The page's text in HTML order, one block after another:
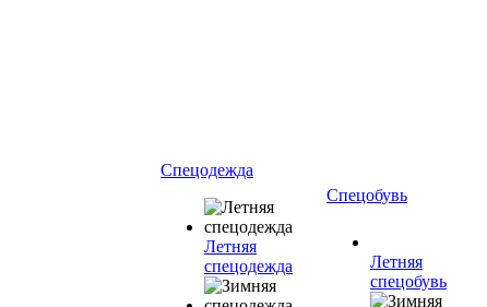
Спецодежда
Летняя
спецодежда
Спецобувь
Летняя
спецобувь